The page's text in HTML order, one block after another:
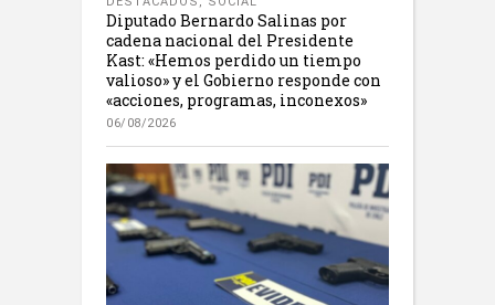
Diputado Bernardo Salinas por
cadena nacional del Presidente
Kast: «Hemos perdido un tiempo
valioso» y el Gobierno responde con
«acciones, programas, inconexos»
06/08/2026